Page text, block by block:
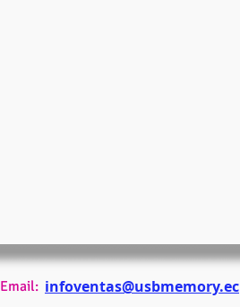
Email: infoventas@usbmemory.ec